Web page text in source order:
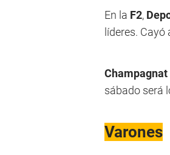
En la F2,
líderes.
Champagnat
sábado será
Varones